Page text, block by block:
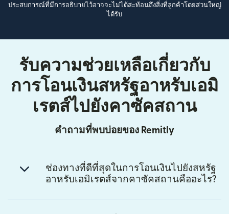
ประสบการณ์ที่มีการอธิบายไว้อาจจะไม่ได้สะท้อนถึงสิ่งที่ลูกค้าโดยส่วนใหญ่
ได้รับ
รับความช่วยเหลือเกี่ยวกับ
การโอนเงินสหรัฐอาหรับเอมิ
เรตส์ไปยังคาซัคสถาน
คำถามที่พบบ่อยของ Remitly
ช่องทางที่ดีที่สุดในการโอนเงินไปยังสหรัฐ
อาหรับเอมิเรตส์จากคาซัคสถานคืออะไร?